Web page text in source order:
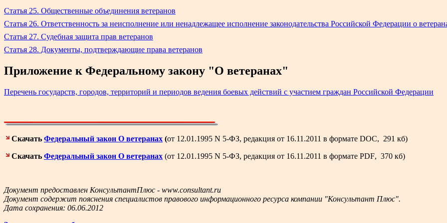
Статья 25. Общественные объединения ветеранов
Статья 26. Ответственность за неисполнение или ненадлежащее исполнение законодательства Российской Федерации о
Статья 27. Судебная защита прав ветеранов
Статья 28. Документы, подтверждающие права ветеранов
Приложение к Федеральному закону "О ветеранах"
Перечень государств, городов, территорий и периодов ведения боевых действий с участием граждан Российской Федерации
Скачать Федеральный закон О ветеранах (от 12.01.1995 N 5-ФЗ, редакция от 16.11.2011 в формате DOC, 291 кб)
Скачать Федеральный закон О ветеранах (от 12.01.1995 N 5-ФЗ, редакция от 16.11.2011 в формате PDF, 370 кб)
Документ предоставлен КонсультантПлюс - www.consultant.ru
Документ содержит пояснения специалистов правового информационного ресурса компании "Консультант Плюс".
Дата сохранения: 06.06.2012